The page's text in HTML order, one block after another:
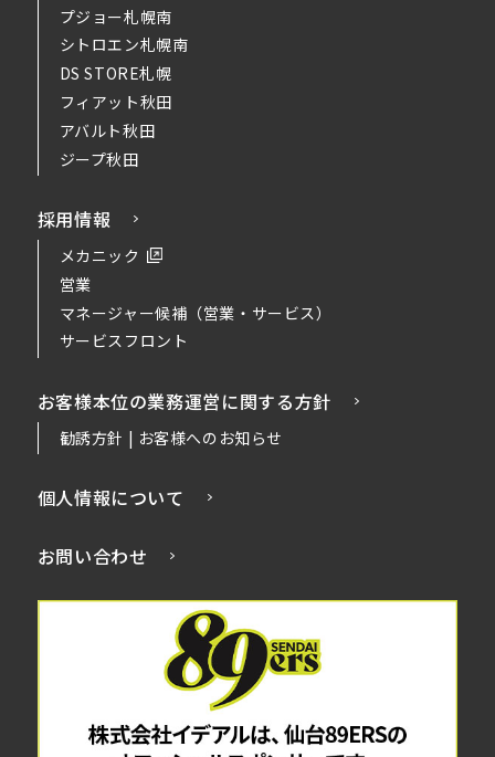
プジョー札幌南
シトロエン札幌南
DS STORE札幌
フィアット秋田
アバルト秋田
ジープ秋田
採用情報
メカニック
営業
マネージャー候補（営業・サービス）
サービスフロント
お客様本位の業務運営に関する方針
勧誘方針 | お客様へのお知らせ
個人情報について
お問い合わせ